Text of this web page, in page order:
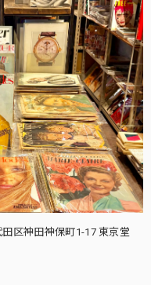
区神田神保町1-17 東京堂